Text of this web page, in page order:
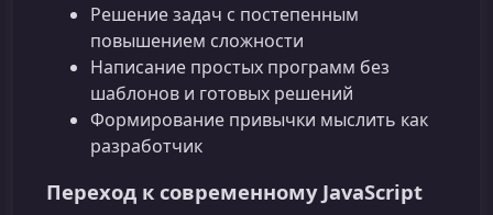
Решение задач с постепенным
повышением сложности
Написание простых программ без
шаблонов и готовых решений
Формирование привычки мыслить как
разработчик
Переход к современному JavaScript